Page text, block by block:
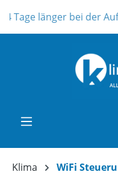
Zum Hauptinhalt
länger bei der
Klima WiFi